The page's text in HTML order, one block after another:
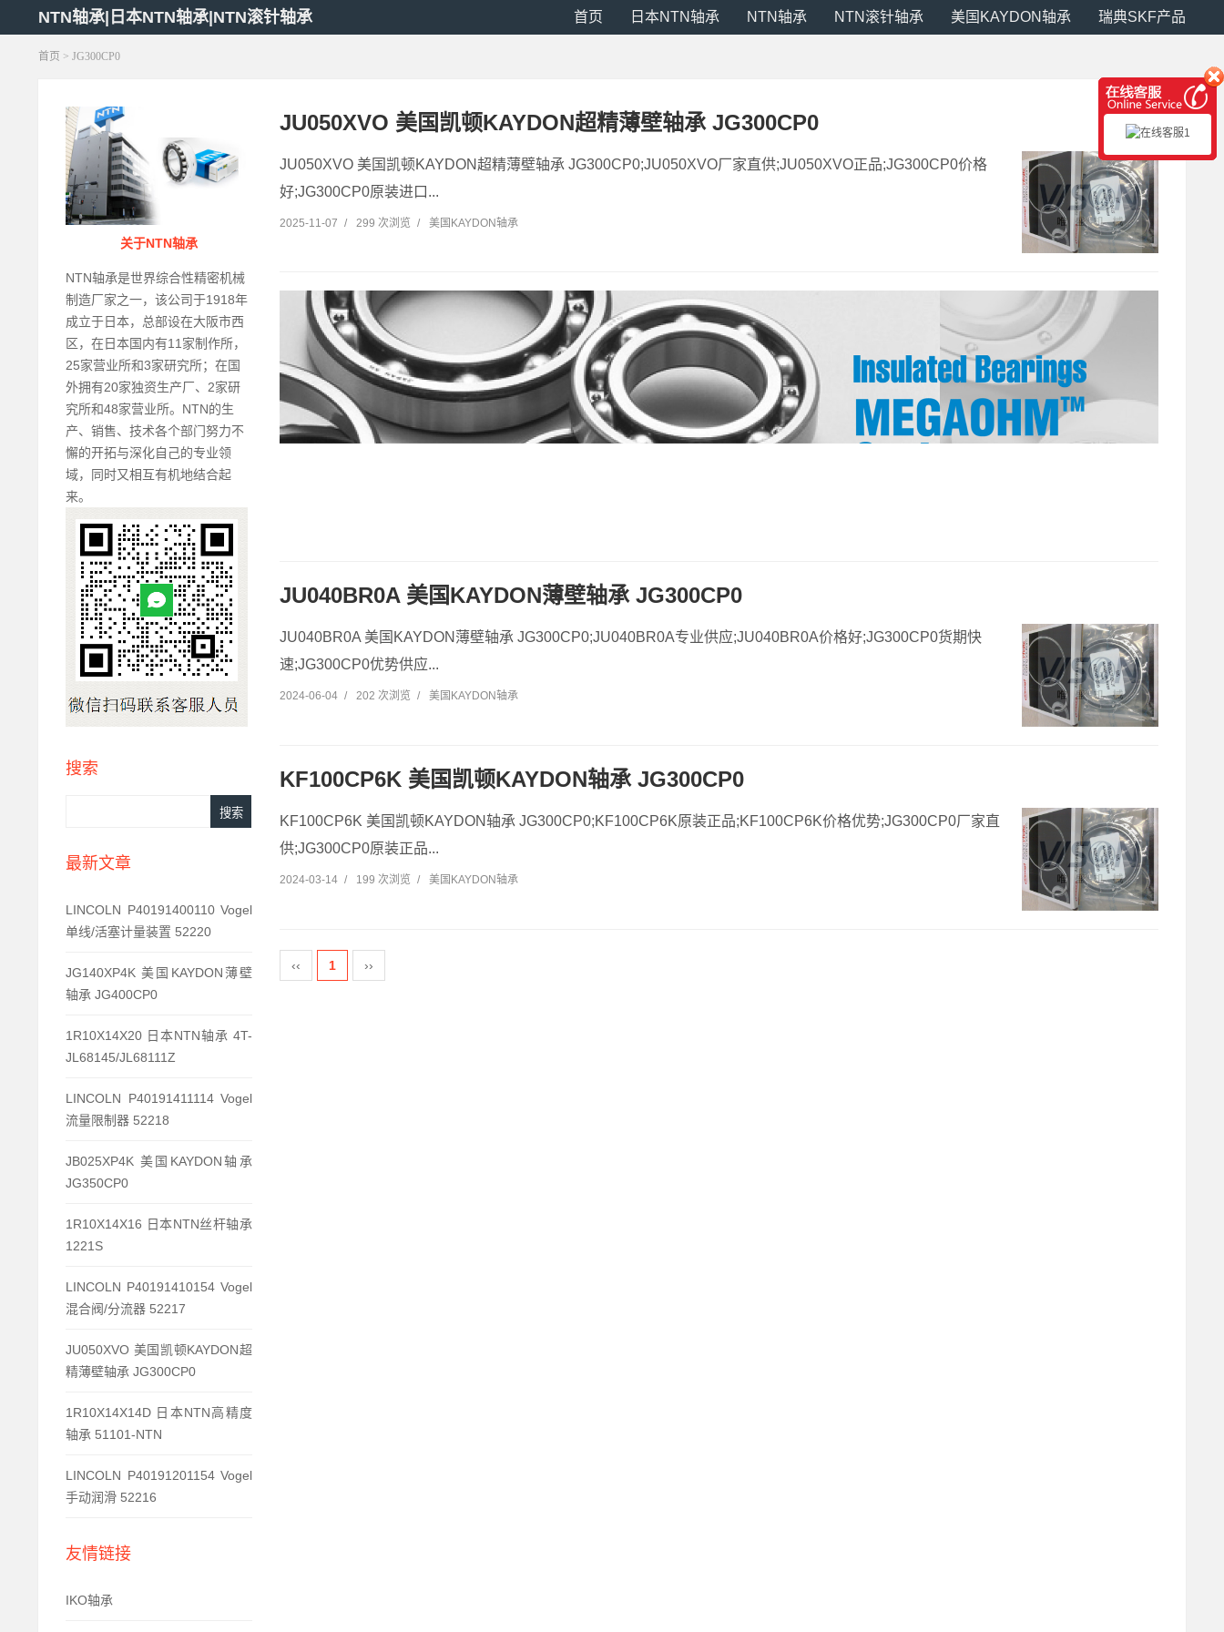
NTN轴承|日本NTN轴承|NTN滚针轴承 首页 日本NTN轴承 NTN轴承 NTN滚针轴承 美国KAYDON轴承 瑞典SKF产品
首页 > JG300CP0
关于NTN轴承
NTN轴承是世界综合性精密机械
制造厂家之一，该公司于1918年
成立于日本，总部设在大阪市西
区，在日本国内有11家制作所，
25家营业所和3家研究所；在国
外拥有20家独资生产厂、2家研
究所和48家营业所。NTN的生
产、销售、技术各个部门努力不
懈的开拓与深化自己的专业领
域，同时又相互有机地结合起
来。
搜索
最新文章
LINCOLN P40191400110 Vogel
单线/活塞计量装置 52220
JG140XP4K 美国KAYDON薄壁
轴承 JG400CP0
1R10X14X20 日本NTN轴承 4T-
JL68145/JL68111Z
LINCOLN P40191411114 Vogel
流量限制器 52218
JB025XP4K 美国KAYDON轴承
JG350CP0
1R10X14X16 日本NTN丝杆轴承
1221S
LINCOLN P40191410154 Vogel
混合阀/分流器 52217
JU050XVO 美国凯顿KAYDON超
精薄壁轴承 JG300CP0
1R10X14X14D 日本NTN高精度
轴承 51101-NTN
LINCOLN P40191201154 Vogel
手动润滑 52216
友情链接
IKO轴承
JU050XVO 美国凯顿KAYDON超精薄壁轴承 JG300CP0
JU050XVO 美国凯顿KAYDON超精薄壁轴承 JG300CP0;JU050XVO厂家直供;JU050XVO正品;JG300CP0价格
好;JG300CP0原装进口...
2025-11-07 / 299 次浏览 / 美国KAYDON轴承
JU040BR0A 美国KAYDON薄壁轴承 JG300CP0
JU040BR0A 美国KAYDON薄壁轴承 JG300CP0;JU040BR0A专业供应;JU040BR0A价格好;JG300CP0货期快
速;JG300CP0优势供应...
2024-06-04 / 202 次浏览 / 美国KAYDON轴承
KF100CP6K 美国凯顿KAYDON轴承 JG300CP0
KF100CP6K 美国凯顿KAYDON轴承 JG300CP0;KF100CP6K原装正品;KF100CP6K价格优势;JG300CP0厂家直
供;JG300CP0原装正品...
2024-03-14 / 199 次浏览 / 美国KAYDON轴承
‹‹ 1 ››